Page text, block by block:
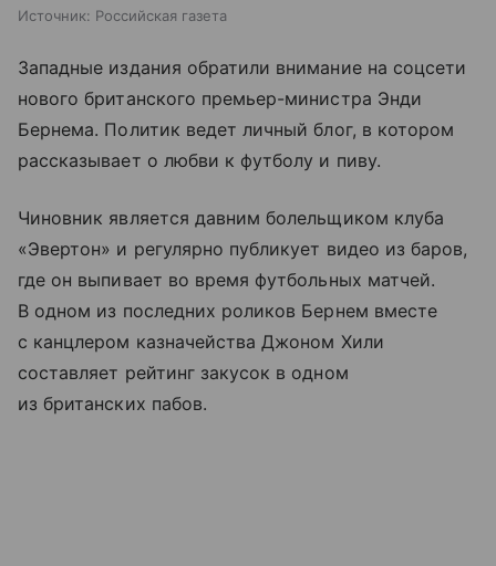
Источник: Российская газета
Западные издания обратили внимание на соцсети
нового британского премьер-министра Энди
Бернема. Политик ведет личный блог, в котором
рассказывает о любви к футболу и пиву.
Чиновник является давним болельщиком клуба
«Эвертон» и регулярно публикует видео из баров,
где он выпивает во время футбольных матчей.
В одном из последних роликов Бернем вместе
с канцлером казначейства Джоном Хили
составляет рейтинг закусок в одном
из британских пабов.